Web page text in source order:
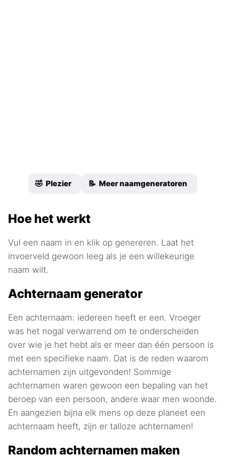
🤣 Plezier 📝 Meer naamgeneratoren
Hoe het werkt
Vul een naam in en klik op genereren. Laat het
invoerveld gewoon leeg als je een willekeurige
naam wilt.
Achternaam generator
Een achternaam: iedereen heeft er een. Vroeger
was het nogal verwarrend om te onderscheiden
over wie je het hebt als er meer dan één persoon is
met een specifieke naam. Dat is de reden waarom
achternamen zijn uitgevonden! Sommige
achternamen waren gewoon een bepaling van het
beroep van een persoon, andere waar men woonde.
En aangezien bijna elk mens op deze planeet een
achternaam heeft, zijn er talloze achternamen!
Random achternamen maken